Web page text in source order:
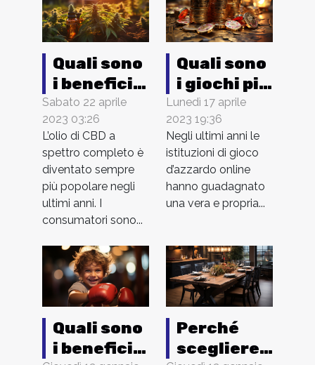
Quali sono
i benefici
dell'uso
dell'olio di
CBD a
spettro
completo
?
Sabato 22 aprile
2023 03:26
L’olio di CBD a
spettro completo è
diventato sempre
più popolare negli
ultimi anni. I
consumatori sono...
Quali sono
i giochi più
redditizi
dei casinò
online ?
Lunedì 17 aprile
2023 19:36
Negli ultimi anni le
istituzioni di gioco
d’azzardo online
hanno guadagnato
una vera e propria...
Quali sono
i benefici
Perché
scegliere